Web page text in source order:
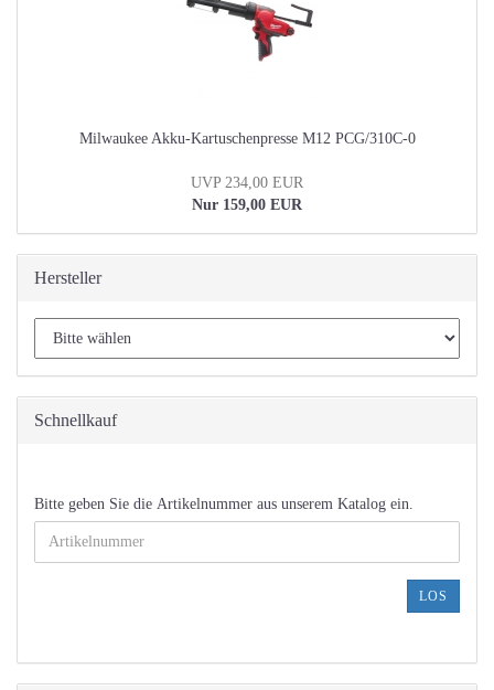
Milwaukee Akku-Kartuschenpresse M12 PCG/310C-0
UVP 234,00 EUR
Nur 159,00 EUR
Hersteller
Schnellkauf
BITTE
GEBEN
SIE
EIN.
Bitte geben Sie die Artikelnummer aus unserem Katalog ein.
LOS